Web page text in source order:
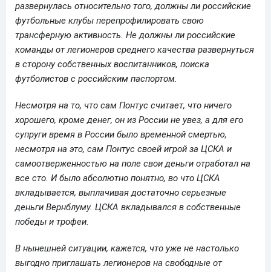
развернулась относительно того, должны ли российские
футбольные клубы перепрофилировать свою
трансферную активность. Не должны ли российские
команды от легионеров среднего качества развернуться
в сторону собственных воспитанников, поиска
футболистов с российским паспортом.
Несмотря на то, что сам Понтус считает, что ничего
хорошего, кроме денег, он из России не увез, а для его
супруги время в России было временной смертью,
несмотря на это, сам Понтус своей игрой за ЦСКА и
самоотверженностью на поле свои деньги отработал на
все сто. И было абсолютно понятно, во что ЦСКА
вкладывается, выплачивая достаточно серьезные
деньги Вернблуму. ЦСКА вкладывался в собственные
победы и трофеи.
В нынешней ситуации, кажется, что уже не настолько
выгодно приглашать легионеров на свободные от